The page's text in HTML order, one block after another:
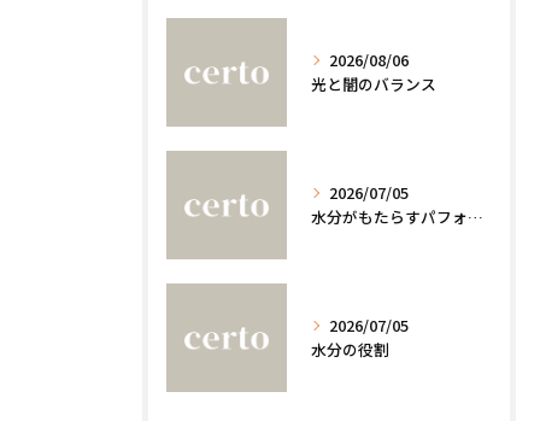
2026/08/06
光と闇のバランス
2026/07/05
水分がもたらすパフォーマンスへの影響
2026/07/05
水分の役割